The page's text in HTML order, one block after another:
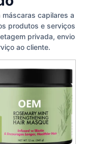
capilares a
produtos e serviços
privada, envio
ao cliente.